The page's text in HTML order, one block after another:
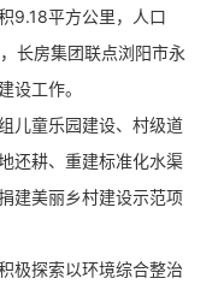
平方公里，人口
长房集团联点浏阳市永
设工作。
童乐园建设、村级道
还耕、重建标准化水渠
建美丽乡村建设示范项
探索以环境综合整治